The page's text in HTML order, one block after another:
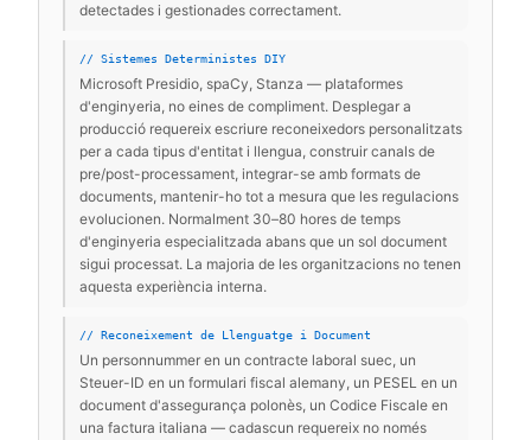
detectades i gestionades correctament.
// Sistemes Deterministes DIY
Microsoft Presidio, spaCy, Stanza — plataformes
d'enginyeria, no eines de compliment. Desplegar a
producció requereix escriure reconeixedors personalitzats
per a cada tipus d'entitat i llengua, construir canals de
pre/post-processament, integrar-se amb formats de
documents, mantenir-ho tot a mesura que les regulacions
evolucionen. Normalment 30–80 hores de temps
d'enginyeria especialitzada abans que un sol document
sigui processat. La majoria de les organitzacions no tenen
aquesta experiència interna.
// Reconeixement de Llenguatge i Document
Un personnummer en un contracte laboral suec, un
Steuer-ID en un formulari fiscal alemany, un PESEL en un
document d'assegurança polonès, un Codice Fiscale en
una factura italiana — cadascun requereix no només